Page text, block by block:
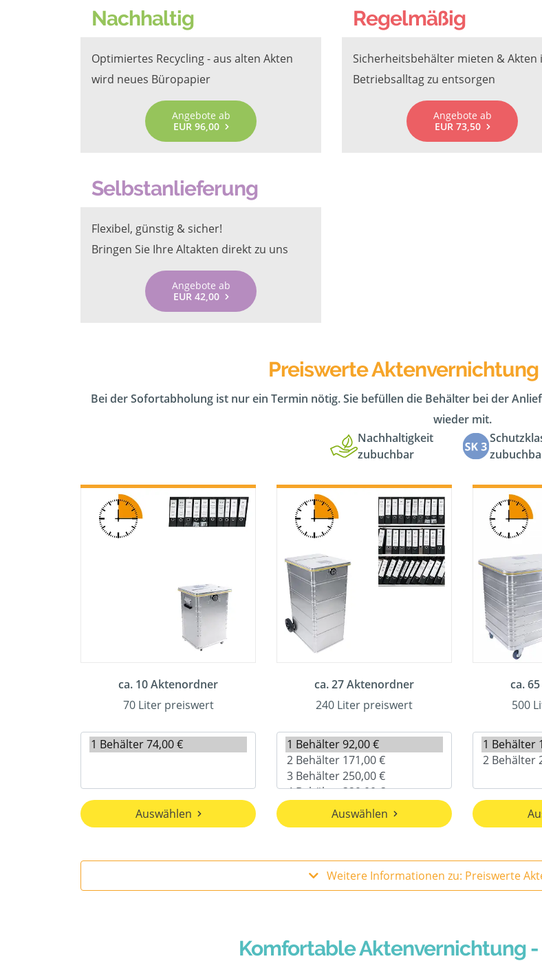
Nachhaltig
Optimiertes Recycling - aus alten Akten
wird neues Büropapier
Angebote ab
EUR 96,00
Regelmäßig
Sicherheitsbehälter mieten & Akten
Betriebsalltag zu entsorgen
Angebote ab
EUR 73,50
Selbstanlieferung
Flexibel, günstig & sicher!
Bringen Sie Ihre Altakten direkt zu uns
Angebote ab
EUR 42,00
Preiswerte
Bei der Sofortabholung ist nur ein Termin nötig. Sie befüllen die Behälter bei der
wieder mit.
Nachhaltigkeit
zubuchbar
ca. 10 Aktenordner
70 Liter preiswert
Auswählen
ca. 27 Aktenordner
240 Liter preiswert
Auswählen
ca.
500
Weitere Informationen zu: Preiswerte
Komfortable Aktenvernichtung